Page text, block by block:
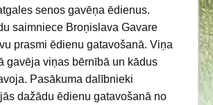
senos gavēņa ēdienus.
saimniece Broņislava Gavare
prasmi ēdienu gatavošanā. Viņa
gavēja viņas bērnībā un kādus
Pasākuma dalībnieki
dažādu ēdienu gatavošanā no